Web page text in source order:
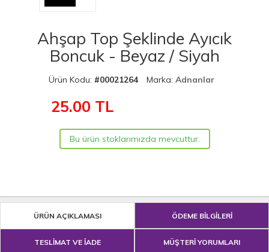
Ahşap Top Şeklinde Ayıcık
Boncuk - Beyaz / Siyah
Ürün Kodu: #00021264 Marka: Adnanlar
25.00 TL
Bu ürün stoklarımızda mevcuttur.
ÜRÜN AÇIKLAMASI ÖDEME BİLGİLERİ
TESLİMAT VE İADE MÜŞTERİ YORUMLARI